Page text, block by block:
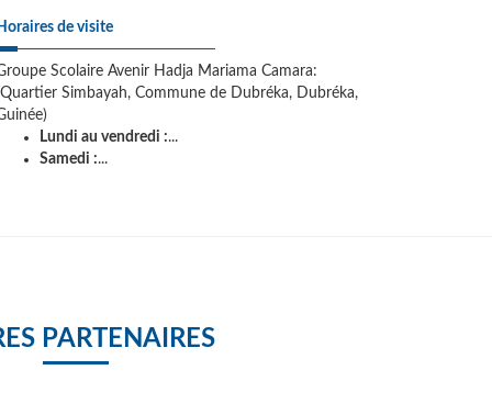
Horaires de visite
Scolaire Avenir Hadja Mariama Camara:
Simbayah, Commune de Dubréka, Dubréka,
Lundi au vendredi :...
Samedi :...
PARTENAIRES